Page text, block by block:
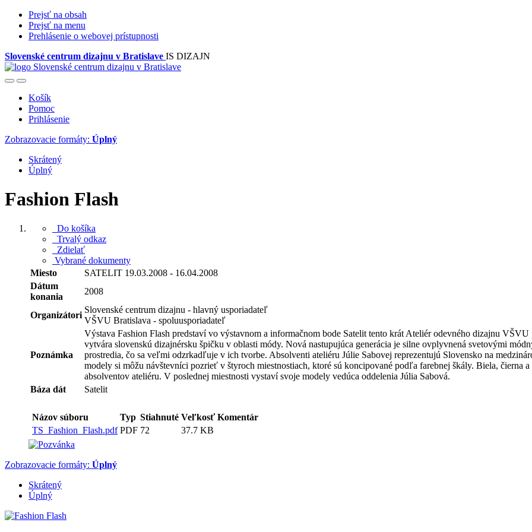
Prejsť na obsah
Prejsť na menu
Prehlásenie o webovej prístupnosti
Slovenské centrum dizajnu v Bratislave IS DIZAJN
Košík
Pomoc
Prihlásenie
Zobrazovacie formáty: Úplný
Skrátený
Úplný
Fashion Flash
Do košíka
Trvalý odkaz
Zdielať
Vybrané dokumenty
Miesto
SATELIT 19.03.2008 - 16.04.2008
Dátum
konania
2008
Organizátori
Slovenské centrum dizajnu - hlavný usporiadateľ
VŠVU Bratislava - spoluusporiadateľ
Poznámka
Výstava Fashion Flash predstaví vo výstavnom a informačnom bode Satelit tento krát Ateliér odevného dizajnu
vytvára slovenskú dizajnérsku špičku v oblasti módy. Nová nastupujúca generácia je silne ovplyvnená svetovými
prostredia, čo sa veľmi odzrkadľuje v ich tvorbe. Absolventi ateliéru Júlie Sabovej reprezentujú Slovensko na
modely si môžu návštevníci pozrieť v štyroch miestnostiach, ktoré sú koncipované podľa farebnej škály. Biela, čierna
absolventov ateliéru. V poslednej miestnosti vystaví svoje modely vedúca oddelenia Júlia Sabová.
Báza dát
Satelit
Názov súboru Typ Stiahnuté Veľkosť Komentár
TS_Fashion_Flash.pdf PDF 72 37.7 KB
Zobrazovacie formáty: Úplný
Skrátený
Úplný